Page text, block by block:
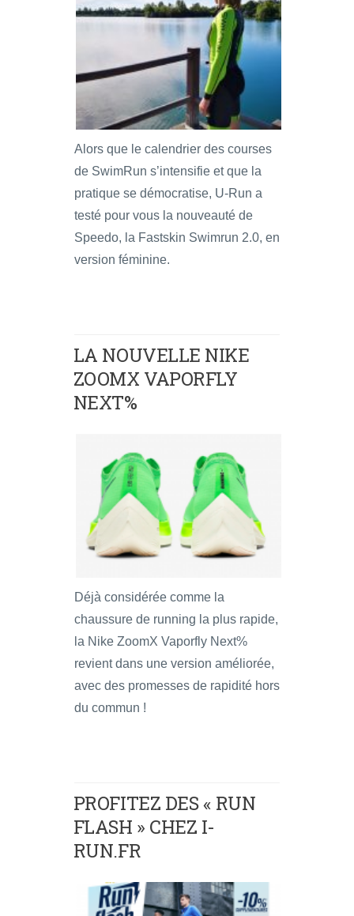
Alors que le calendrier des courses
de SwimRun s’intensifie et que la
pratique se démocratise, U-Run a
testé pour vous la nouveauté de
Speedo, la Fastskin Swimrun 2.0, en
version féminine.
LA NOUVELLE NIKE
ZOOMX VAPORFLY
NEXT%
Déjà considérée comme la
chaussure de running la plus rapide,
la Nike ZoomX Vaporfly Next%
revient dans une version améliorée,
avec des promesses de rapidité hors
du commun !
PROFITEZ DES « RUN
FLASH » CHEZ I-
RUN.FR